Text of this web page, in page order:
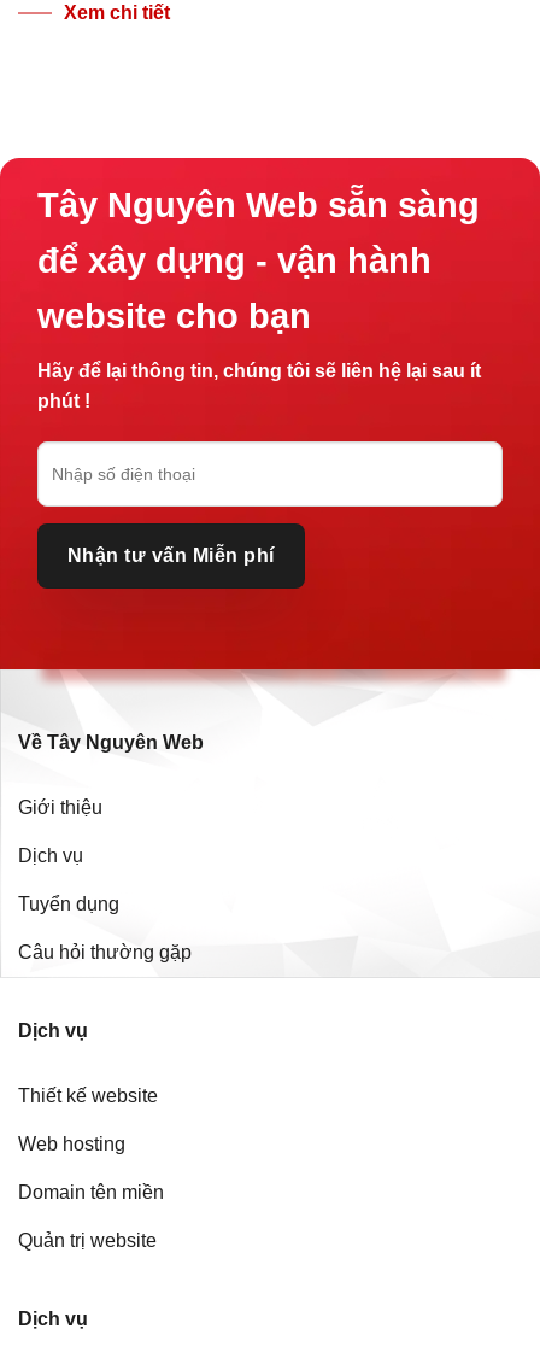
Xem chi tiết
Tây Nguyên Web sẵn sàng
để xây dựng - vận hành
website cho bạn
Hãy để lại thông tin, chúng tôi sẽ liên hệ lại sau ít
phút !
Về Tây Nguyên Web
Giới thiệu
Dịch vụ
Tuyển dụng
Câu hỏi thường gặp
Dịch vụ
Thiết kế website
Web hosting
Domain tên miền
Quản trị website
Dịch vụ